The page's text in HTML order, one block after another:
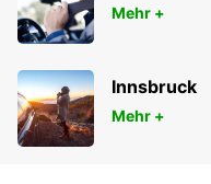
Mehr +
Innsbruck
Mehr +